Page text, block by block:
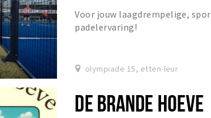
Voor jouw laagdrempelige,
padelervaring!
olympiade 15, etten-leur
DE BRANDE HOEVE